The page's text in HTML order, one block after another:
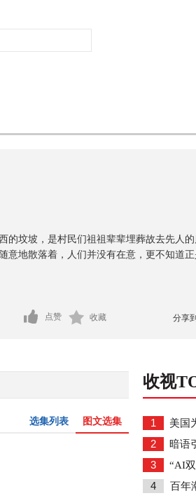
的坟坡，是村民们祖祖辈辈埋葬故去先人
意地散落着，人们并没有在意，更不知道
分享
点赞 收藏
图文选集
选集列表
收视
1 美国
2 暗语
3 “AI
4 百年